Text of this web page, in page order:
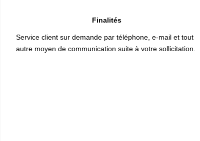
Finalités
Service client sur demande par téléphone, e-mail et tout
autre moyen de communication suite à votre sollicitation.